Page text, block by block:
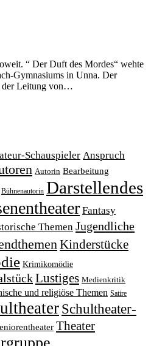
“ Der Duft des Mordes“ wehte
Gymnasiums in Unna. Der
der Leitung von…
Schauspieler Anspruch
Autorin Bearbeitung
Bühnenautorin Darstellendes
Fantasy
Themen Jugendliche
Kinderstücke
Krimikomödie
Lustiges Medienkritik
und religiöse Themen Satire
Schultheater-
Theater